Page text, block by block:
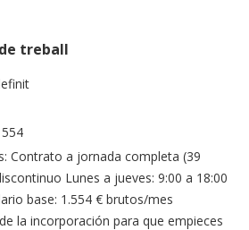
treball
Contrato a jornada completa (39
Lunes a jueves: 9:00 a 18:00
base: 1.554 € brutos/mes
la incorporación para que empieces